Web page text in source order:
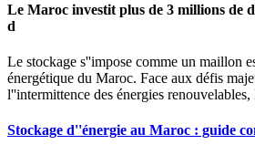
Le Maroc investit plus de 3 millions de
d
Le stockage s''impose comme un maillon
énergétique du Maroc. Face aux défis
l''intermittence des énergies renouvelables,
Stockage d''énergie au Maroc : guide